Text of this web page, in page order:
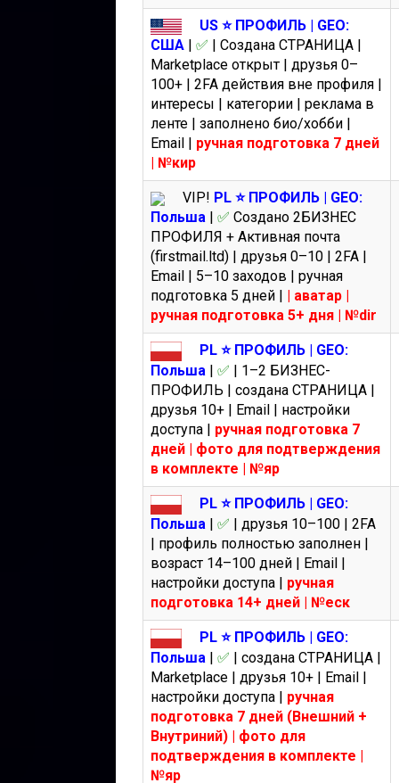
US ⭐️ ПРОФИЛЬ | GEO:
США | ✅ | Создана СТРАНИЦА |
Marketplace открыт | друзья 0–
100+ | 2FA действия вне профиля |
интересы | категории | реклама в
ленте | заполнено био/хобби |
Email | ручная подготовка 7 дней
| №кир
VIP! PL ⭐️ ПРОФИЛЬ | GEO:
Польша | ✅ Создано 2БИЗНЕС
ПРОФИЛЯ + Активная почта
(firstmail.ltd) | друзья 0–10 | 2FA |
Email | 5–10 заходов | ручная
подготовка 5 дней | | аватар |
ручная подготовка 5+ дня | №dir
PL ⭐️ ПРОФИЛЬ | GEO:
Польша | ✅ | 1–2 БИЗНЕС-
ПРОФИЛЬ | создана СТРАНИЦА |
друзья 10+ | Email | настройки
доступа | ручная подготовка 7
дней | фото для подтверждения
в комплекте | №яр
PL ⭐️ ПРОФИЛЬ | GEO:
Польша | ✅ | друзья 10–100 | 2FA
| профиль полностью заполнен |
возраст 14–100 дней | Email |
настройки доступа | ручная
подготовка 14+ дней | №еск
PL ⭐️ ПРОФИЛЬ | GEO:
Польша | ✅ | создана СТРАНИЦА |
Marketplace | друзья 10+ | Email |
настройки доступа | ручная
подготовка 7 дней (Внешний +
Внутриний) | фото для
подтверждения в комплекте |
№яр